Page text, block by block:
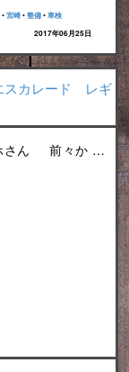
•宮崎•整備•車検
2017年06月25日
カレード レギ
ホさん 前々か …